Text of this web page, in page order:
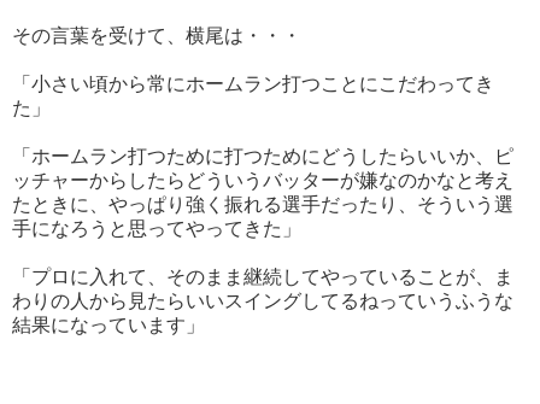
その言葉を受けて、横尾は・・・
「小さい頃から常にホームラン打つことにこだわってき
た」
「ホームラン打つために打つためにどうしたらいいか、ピ
ッチャーからしたらどういうバッターが嫌なのかなと考え
たときに、やっぱり強く振れる選手だったり、そういう選
手になろうと思ってやってきた」
「プロに入れて、そのまま継続してやっていることが、ま
わりの人から見たらいいスイングしてるねっていうふうな
結果になっています」